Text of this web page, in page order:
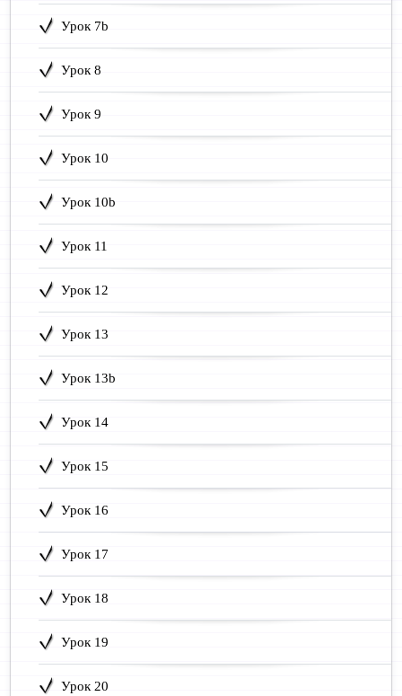
Урок 7b
Урок 8
Урок 9
Урок 10
Урок 10b
Урок 11
Урок 12
Урок 13
Урок 13b
Урок 14
Урок 15
Урок 16
Урок 17
Урок 18
Урок 19
Урок 20